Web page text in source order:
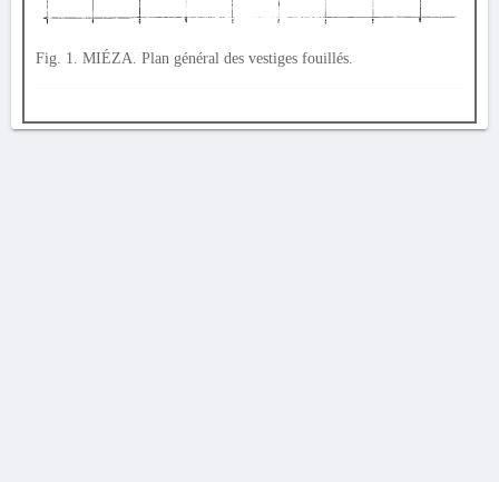
Fig. 1. MIÉZA. Plan général des vestiges fouillés.